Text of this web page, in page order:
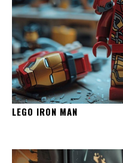
LEGO IRON MAN